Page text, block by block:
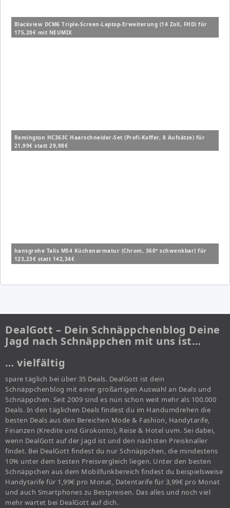
Blackview DCM6 Triple-Screen-Laptop-Erweiterung (14 Zoll, FHD) für
175,20€ mit NEUMIX
Remington HC363C Haarschneider-Set (Profi-Koffer, 8 Aufsätze) für
21,99€ statt 29,98€
hansgrohe Talis M54 Küchenarmatur (Chrom, 360° schwenkbar) für
123,23€ statt 142,34€
DealGott – Dein Schnäppchenblog Deine
Jagd nach Schnäppchen mit uns ist…
… vielfältig
spare täglich bei über 35 Deals. DealGott ist dein
Schnäppchenblog mit einer großartigen Auswahl an Deals und
Schnäppchen. Seit 2009 sind es nun schon weit mehr als 100.000
Deals. In den täglichen Deals findest du im Handumdrehen die
besten Deals aus den Bereichen Mode & Fashion, Handytarife,
Finanzen (Kredite und Girokonto), Reise & Hotel uvm. Sei dabei,
wenn DealGott auf der Jagd ist und den nächsten Preisknaller
findet. Bei DealGott findest du nur Schnäppchen, die mindestens
10% unter dem besten Preisvergleich liegen. Unter den besten
Schnäppchen aus dem Mobilfunkbereich findest du beispielsweise
Handytarife für 1,99€ pro Monat, Datentarife für 3,99€ pro Monat
und auch Smartphones zu Bestpreisen. Das alles und noch viel
mehr wartet bei DealGott auf dich.